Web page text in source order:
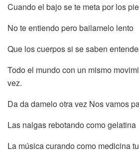
Cuando el bajo se te meta por los
No te entiendo pero bailamelo lento
Que los cuerpos si se saben
Todo el mundo con un mismo
vez.
Da da damelo otra vez Nos vamos
Las nalgas rebotando como gelatina
La música curando como medicina